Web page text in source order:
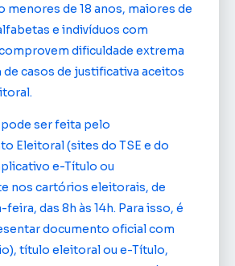
menores de 18 anos, maiores de
e indivíduos com
dificuldade extrema
de casos de justificativa aceitos
ser feita pelo
Eleitoral (sites do TSE e do
e-Título ou
nos cartórios eleitorais, de
das 8h às 14h. Para isso, é
documento oficial com
título eleitoral ou e-Título,